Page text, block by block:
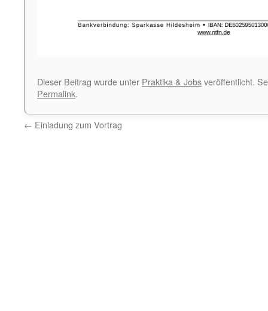
Dieser Beitrag wurde unter Praktika & Jobsveröffentlicht.
Permalink.
← Einladung zum Vortrag